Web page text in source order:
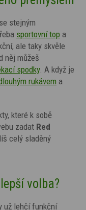
se stejným
sportovní top a
ale taky skvěle
něj můžeš
spodky. A když je
rukávem a
které k sobě
zadat Red
celý sladěný
volba?
už lehčí funkční